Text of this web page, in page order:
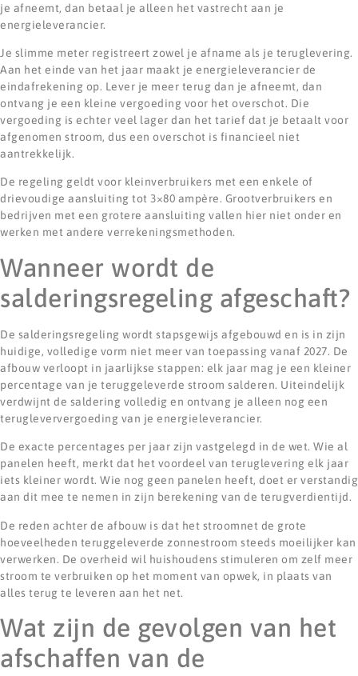
je afneemt, dan betaal je alleen het vastrecht aan je
energieleverancier.
Je slimme meter registreert zowel je afname als je teruglevering.
Aan het einde van het jaar maakt je energieleverancier de
eindafrekening op. Lever je meer terug dan je afneemt, dan
ontvang je een kleine vergoeding voor het overschot. Die
vergoeding is echter veel lager dan het tarief dat je betaalt voor
afgenomen stroom, dus een overschot is financieel niet
aantrekkelijk.
De regeling geldt voor kleinverbruikers met een enkele of
drievoudige aansluiting tot 3×80 ampère. Grootverbruikers en
bedrijven met een grotere aansluiting vallen hier niet onder en
werken met andere verrekeningsmethoden.
Wanneer wordt de
salderingsregeling afgeschaft?
De salderingsregeling wordt stapsgewijs afgebouwd en is in zijn
huidige, volledige vorm niet meer van toepassing vanaf 2027. De
afbouw verloopt in jaarlijkse stappen: elk jaar mag je een kleiner
percentage van je teruggeleverde stroom salderen. Uiteindelijk
verdwijnt de saldering volledig en ontvang je alleen nog een
terugleververgoeding van je energieleverancier.
De exacte percentages per jaar zijn vastgelegd in de wet. Wie al
panelen heeft, merkt dat het voordeel van teruglevering elk jaar
iets kleiner wordt. Wie nog geen panelen heeft, doet er verstandig
aan dit mee te nemen in zijn berekening van de terugverdientijd.
De reden achter de afbouw is dat het stroomnet de grote
hoeveelheden teruggeleverde zonnestroom steeds moeilijker kan
verwerken. De overheid wil huishoudens stimuleren om zelf meer
stroom te verbruiken op het moment van opwek, in plaats van
alles terug te leveren aan het net.
Wat zijn de gevolgen van het
afschaffen van de